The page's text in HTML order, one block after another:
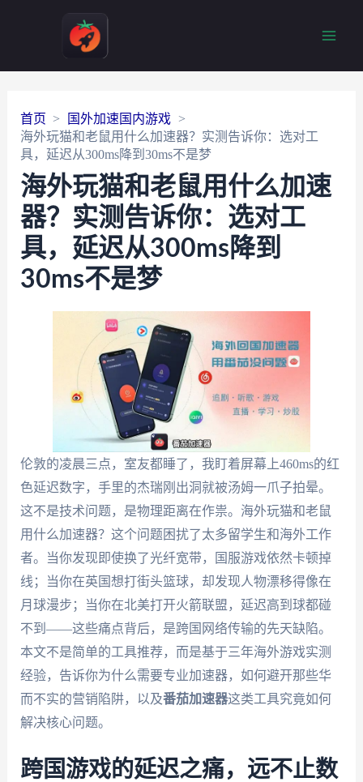
首页
国外加速国内游戏
海外玩猫和老鼠用什么加速器？实测告诉你：选对工
具，延迟从300ms降到30ms不是梦
海外玩猫和老鼠用什么加速
器？实测告诉你：选对工
具，延迟从300ms降到
30ms不是梦
伦敦的凌晨三点，室友都睡了，我盯着屏幕上460ms的红
色延迟数字，手里的杰瑞刚出洞就被汤姆一爪子拍晕。
这不是技术问题，是物理距离在作祟。海外玩猫和老鼠
用什么加速器？这个问题困扰了太多留学生和海外工作
者。当你发现即使换了光纤宽带，国服游戏依然卡顿掉
线；当你在英国想打街头篮球，却发现人物漂移得像在
月球漫步；当你在北美打开火箭联盟，延迟高到球都碰
不到——这些痛点背后，是跨国网络传输的先天缺陷。
本文不是简单的工具推荐，而是基于三年海外游戏实测
经验，告诉你为什么需要专业加速器，如何避开那些华
而不实的营销陷阱，以及番茄加速器这类工具究竟如何
解决核心问题。
跨国游戏的延迟之痛，远不止数